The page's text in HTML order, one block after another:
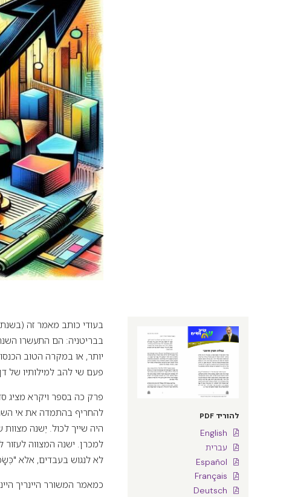
להוריד PDF
English
עברית
Español
Français
Deutsch
יותר, או במקרה הטוב
פעם שי להב למילותיו של
פרק כה בספר ויקרא מציג
להחריף בהתמדה את אי
היה שייך לכול. יֶשנה
למכרן. ישנה המצווה לעזור
לא לנגוש בעבדים, אלא
כמאמר המשורר היינריך